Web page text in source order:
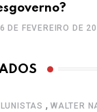
6 DE FEVEREIRO DE
, WALTER